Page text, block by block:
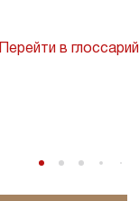
Перейти в глоссарий